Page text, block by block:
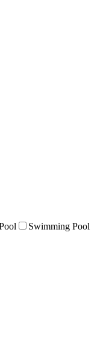
Swimming Pool